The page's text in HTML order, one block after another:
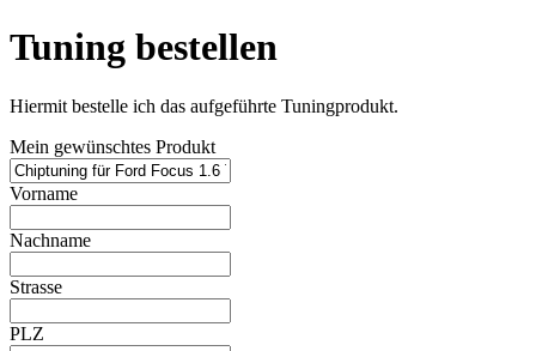
Tuning bestellen
Hiermit bestelle ich das aufgeführte Tuningprodukt.
Mein gewünschtes Produkt
Vorname
Nachname
Strasse
PLZ